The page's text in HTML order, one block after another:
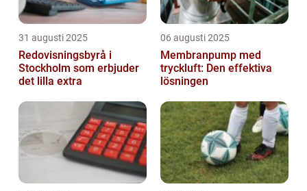
31 augusti 2025
Redovisningsbyrå i
Stockholm som erbjuder
det lilla extra
06 augusti 2025
Membranpump med
tryckluft: Den effektiva
lösningen